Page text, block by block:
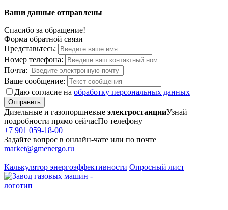
Ваши данные отправлены
Спасибо за обращение!
Форма обратной связи
Представьтесь:
Номер телефона:
Почта:
Ваше сообщение:
Даю согласие на обработку персональных данных
Отправить
Дизельные и газопоршневые электростанцииУзнай
подробности прямо сейчасПо телефону
+7 901 059-18-00
Задайте вопрос в онлайн-чате или по почте
market@gmenergo.ru
Калькулятор энергоэффективности Опросный лист